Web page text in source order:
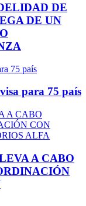
DE
DE UN
para 75 país
A CABO